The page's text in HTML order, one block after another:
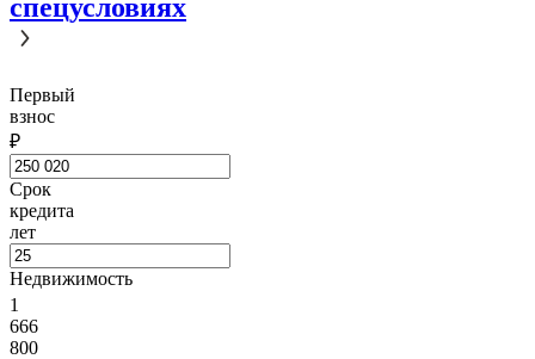
спецусловиях
Первый
взнос
₽
Срок
кредита
лет
Недвижимость
1
666
800